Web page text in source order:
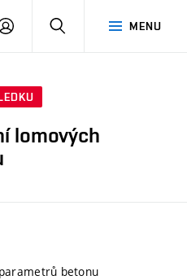
MENU
PŘIHLÁSIT
lomových
betonu